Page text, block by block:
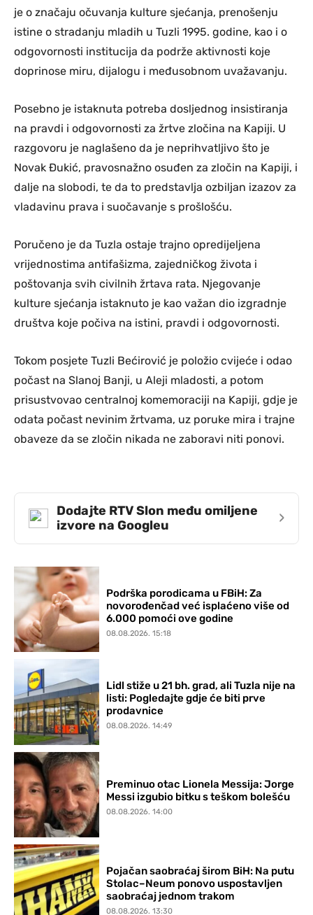
je o značaju očuvanja kulture sjećanja, prenošenju
istine o stradanju mladih u Tuzli 1995. godine, kao i o
odgovornosti institucija da podrže aktivnosti koje
doprinose miru, dijalogu i međusobnom uvažavanju.
Posebno je istaknuta potreba dosljednog insistiranja
na pravdi i odgovornosti za žrtve zločina na Kapiji. U
razgovoru je naglašeno da je neprihvatljivo što je
Novak Đukić, pravosnažno osuđen za zločin na Kapiji, i
dalje na slobodi, te da to predstavlja ozbiljan izazov za
vladavinu prava i suočavanje s prošlošću.
Poručeno je da Tuzla ostaje trajno opredijeljena
vrijednostima antifašizma, zajedničkog života i
poštovanja svih civilnih žrtava rata. Njegovanje
kulture sjećanja istaknuto je kao važan dio izgradnje
društva koje počiva na istini, pravdi i odgovornosti.
Tokom posjete Tuzli Bećirović je položio cvijeće i odao
počast na Slanoj Banji, u Aleji mladosti, a potom
prisustvovao centralnoj komemoraciji na Kapiji, gdje je
odata počast nevinim žrtvama, uz poruke mira i trajne
obaveze da se zločin nikada ne zaboravi niti ponovi.
Dodajte RTV Slon među omiljene
izvore na Googleu
›
Podrška porodicama u FBiH: Za
novorođenčad već isplaćeno više od
6.000 pomoći ove godine
08.08.2026. 15:18
Lidl stiže u 21 bh. grad, ali Tuzla nije na
listi: Pogledajte gdje će biti prve
prodavnice
08.08.2026. 14:49
Preminuo otac Lionela Messija: Jorge
Messi izgubio bitku s teškom bolešću
08.08.2026. 14:00
Pojačan saobraćaj širom BiH: Na putu
Stolac–Neum ponovo uspostavljen
saobraćaj jednom trakom
08.08.2026. 13:30